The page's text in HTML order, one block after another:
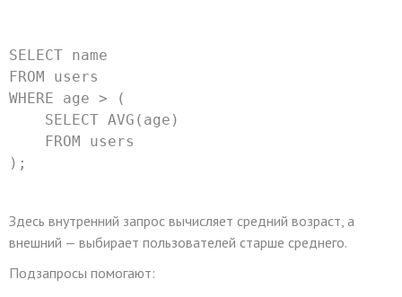
SELECT name
FROM
users
WHERE age > (
SELECT AVG(age)
FROM
users
);
Здесь внутренний запрос вычисляет средний возраст, а
внешний — выбирает пользователей старше среднего.
Подзапросы помогают: